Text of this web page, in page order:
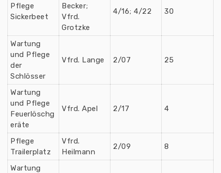
Pflege
Sickerbeet
Becker;
Vfrd.
Grotzke
4/16; 4/22 30
Wartung
und Pflege
der
Schlösser
Vfrd. Lange 2/07 25
Wartung
und Pflege
Feuerlöschg
eräte
Vfrd. Apel 2/17 4
Pflege
Trailerplatz
Vfrd.
Heilmann
2/09 8
Wartung